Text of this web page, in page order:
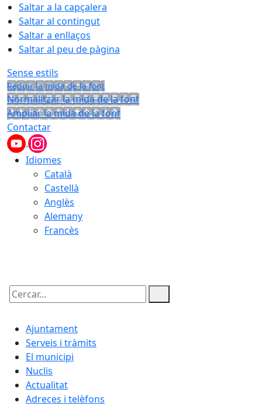
Saltar a la capçalera
Saltar al contingut
Saltar a enllaços
Saltar al peu de pàgina
Sense estils
Reduir la mida de la font
Normalitzar la mida de la font
Ampliar la mida de la font
Contactar
Idiomes
Català
Castellà
Anglès
Alemany
Francès
Cercar:
Ajuntament
Serveis i tràmits
El municipi
Nuclis
Actualitat
Adreces i telèfons